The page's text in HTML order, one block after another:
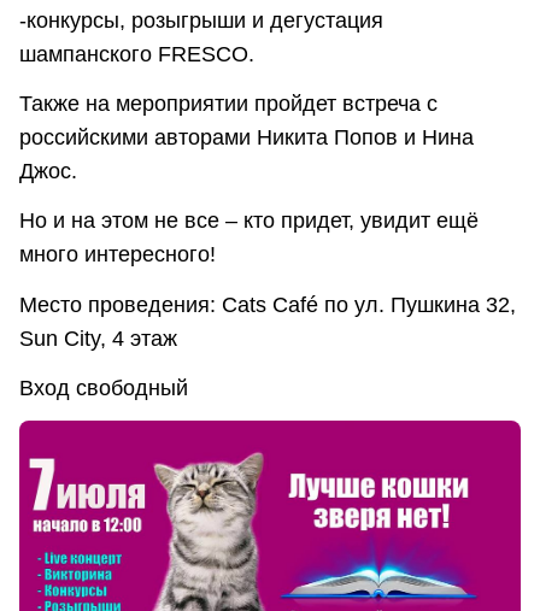
-конкурсы, розыгрыши и дегустация
шампанского FRESCO.
Также на мероприятии пройдет встреча с
российскими авторами Никита Попов и Нина
Джос.
Но и на этом не все – кто придет, увидит ещё
много интересного!
Место проведения: Cats Café по ул. Пушкина 32,
Sun City, 4 этаж
Вход свободный